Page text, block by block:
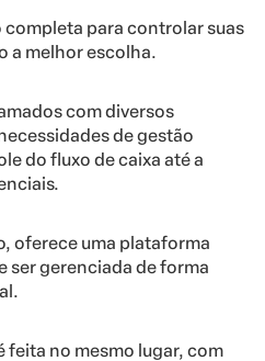
completa para controlar suas
a melhor escolha.
com diversos
de gestão
do fluxo de caixa até a
oferece uma plataforma
ser gerenciada de forma
feita no mesmo lugar, com